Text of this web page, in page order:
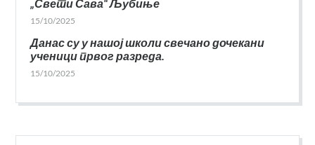
„Свети Сава“ Љубиње
15/10/2025
Данас су у нашој школи свечано дочекани
ученици првог разреда.
15/10/2025